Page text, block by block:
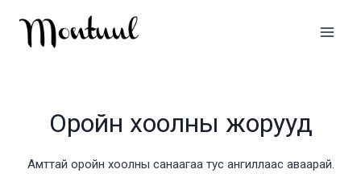
content
Оройн хоолны жорууд
Амттай оройн хоолны санаагаа тус ангиллаас аваарай.